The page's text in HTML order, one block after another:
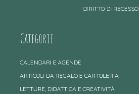
DIRITTO DI RECESSO
Categorie
CALENDARI E AGENDE
ARTICOLI DA REGALO E CARTOLERIA
LETTURE, DIDATTICA E CREATIVITÀ